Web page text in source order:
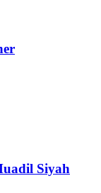
Siyah